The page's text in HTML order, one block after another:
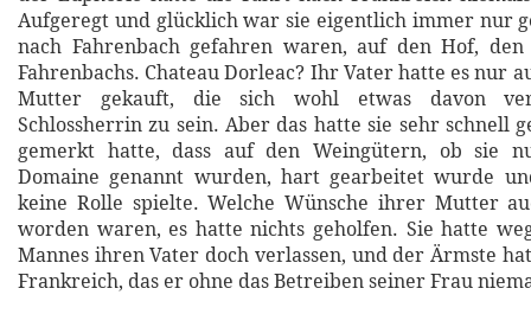
Aufgeregt und glücklich war sie eigentlich immer nur
nach Fahrenbach gefahren waren, auf den Hof, den
Fahrenbachs. Chateau Dorleac? Ihr Vater hatte es nur
Mutter gekauft, die sich wohl etwas davon
Schlossherrin zu sein. Aber das hatte sie sehr schnell
gemerkt hatte, dass auf den Weingütern, ob sie
Domaine genannt wurden, hart gearbeitet wurde
keine Rolle spielte. Welche Wünsche ihrer Mutter
worden waren, es hatte nichts geholfen. Sie hatte
Mannes ihren Vater doch verlassen, und der Ärmste
Frankreich, das er ohne das Betreiben seiner Frau